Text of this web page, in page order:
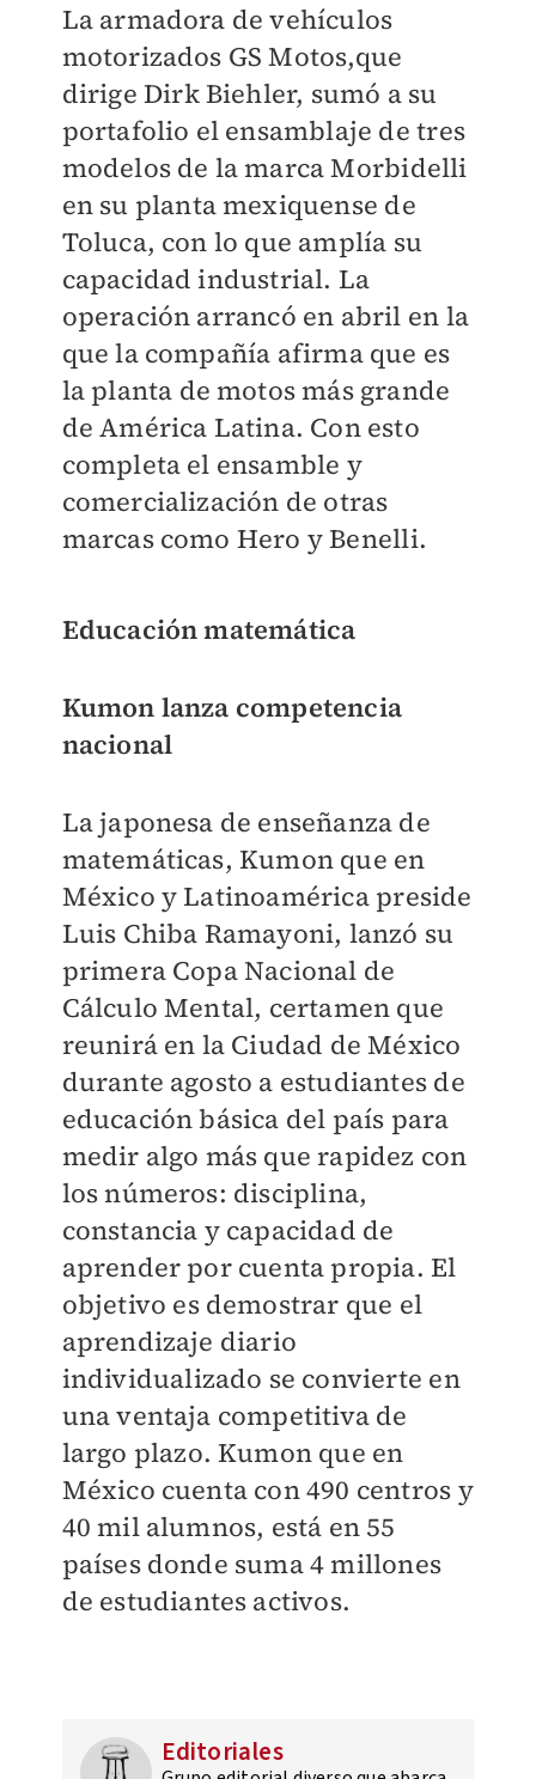
La armadora de vehículos
motorizados GS Motos,que
dirige Dirk Biehler, sumó a su
portafolio el ensamblaje de tres
modelos de la marca Morbidelli
en su planta mexiquense de
Toluca, con lo que amplía su
capacidad industrial. La
operación arrancó en abril en la
que la compañía afirma que es
la planta de motos más grande
de América Latina. Con esto
completa el ensamble y
comercialización de otras
marcas como Hero y Benelli.
Educación matemática
Kumon lanza competencia
nacional
La japonesa de enseñanza de
matemáticas, Kumon que en
México y Latinoamérica preside
Luis Chiba Ramayoni, lanzó su
primera Copa Nacional de
Cálculo Mental, certamen que
reunirá en la Ciudad de México
durante agosto a estudiantes de
educación básica del país para
medir algo más que rapidez con
los números: disciplina,
constancia y capacidad de
aprender por cuenta propia. El
objetivo es demostrar que el
aprendizaje diario
individualizado se convierte en
una ventaja competitiva de
largo plazo. Kumon que en
México cuenta con 490 centros y
40 mil alumnos, está en 55
países donde suma 4 millones
de estudiantes activos.
Editoriales